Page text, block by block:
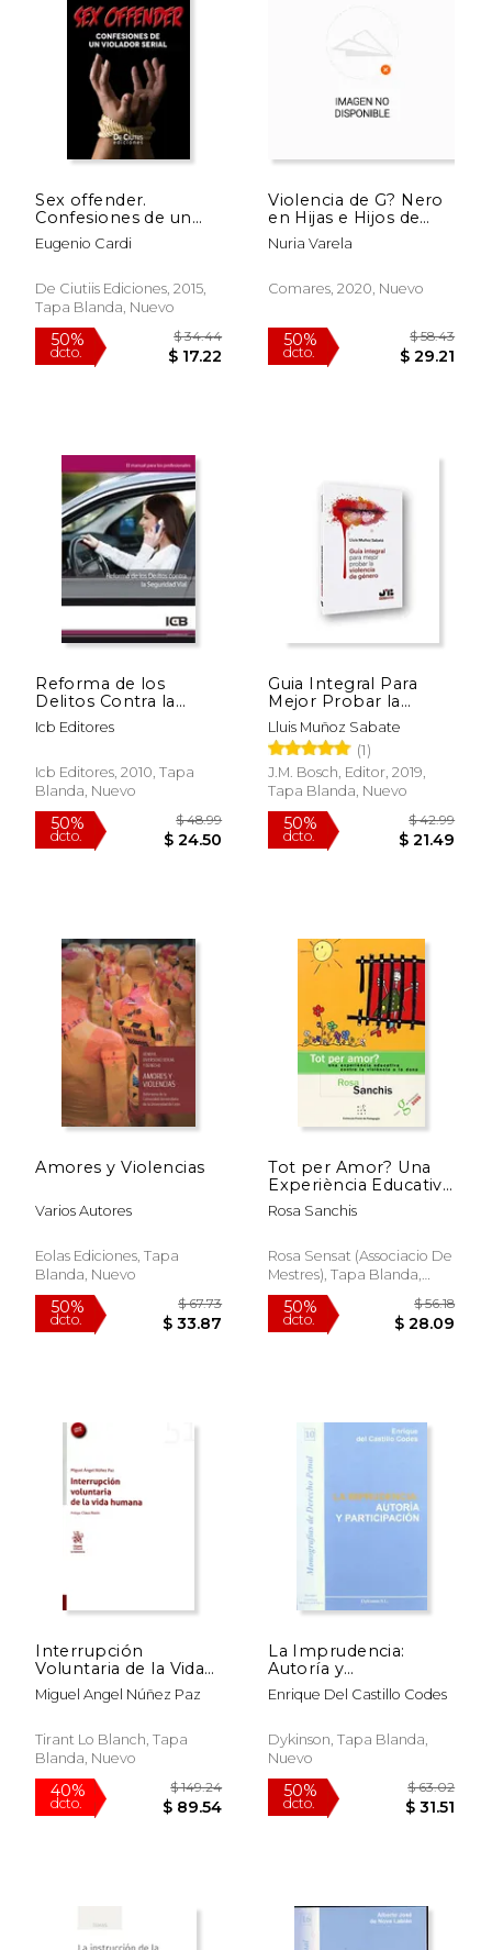
50%
dcto.
$ 40.68
$ 20.34
50%
dcto.
Sex offender.
Confesiones de un
violador serial
Eugenio Cardi
De Ciutiis Ediciones, 2015,
Tapa Blanda, Nuevo
50%
dcto.
$ 34.44
$ 17.22
Violencia de G? Nero
en Hijas e Hijos de
Maltratadores
Nuria Varela
Comares, 2020, Nuevo
50%
dcto.
Reforma de los
Delitos Contra la
Seguridad Vial
Icb Editores
Icb Editores, 2010, Tapa
Blanda, Nuevo
Guia Integral Para
Mejor Probar la
Violencia de Genero
Lluis Muñoz Sabate
(1)
J.M. Bosch, Editor, 2019,
Tapa Blanda, Nuevo
Amores y Violencias
Varios Autores
Eolas Ediciones, Tapa
Blanda, Nuevo
Tot per Amor? Una
Experiència Educativa
Contra la Violència a
la Dona (en Catalán)
Rosa Sanchis
Rosa Sensat (Associacio De
Mestres), Tapa Blanda,
Usado
Interrupción
Voluntaria de la Vida
Humana
Miguel Angel Núñez Paz
Tirant Lo Blanch, Tapa
Blanda, Nuevo
La Imprudencia:
Autoría y
Participación
Enrique Del Castillo Codes
Dykinson, Tapa Blanda,
Nuevo